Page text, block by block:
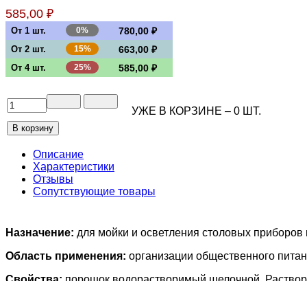
585,00 ₽
От 1 шт. 0% 780,00 ₽
От 2 шт. 15% 663,00 ₽
От 4 шт. 25% 585,00 ₽
УЖЕ В КОРЗИНЕ – 0 ШТ.
Описание
Характеристики
Отзывы
Сопутствующие товары
Назначение: для мойки и осветления столовых
Область применения: организации общественного